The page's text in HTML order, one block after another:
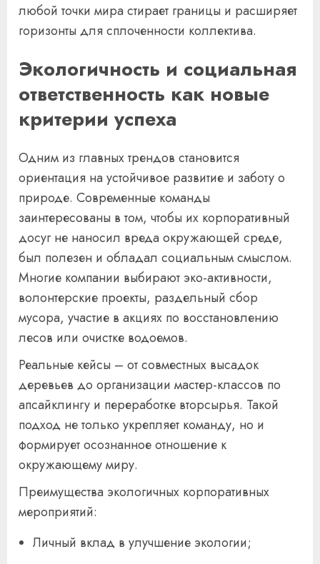
любой точки мира стирает границы и расширяет
горизонты для сплоченности коллектива.
Экологичность и социальная
ответственность как новые
критерии успеха
Одним из главных трендов становится
ориентация на устойчивое развитие и заботу о
природе. Современные команды
заинтересованы в том, чтобы их корпоративный
досуг не наносил вреда окружающей среде,
был полезен и обладал социальным смыслом.
Многие компании выбирают эко-активности,
волонтерские проекты, раздельный сбор
мусора, участие в акциях по восстановлению
лесов или очистке водоемов.
Реальные кейсы – от совместных высадок
деревьев до организации мастер-классов по
апсайклингу и переработке вторсырья. Такой
подход не только укрепляет команду, но и
формирует осознанное отношение к
окружающему миру.
Преимущества экологичных корпоративных
мероприятий:
Личный вклад в улучшение экологии;